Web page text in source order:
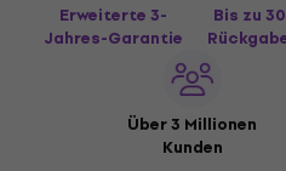
Erweiterte 3-
Jahres-Garantie
Bis zu
Über 3 Millionen
Kunden